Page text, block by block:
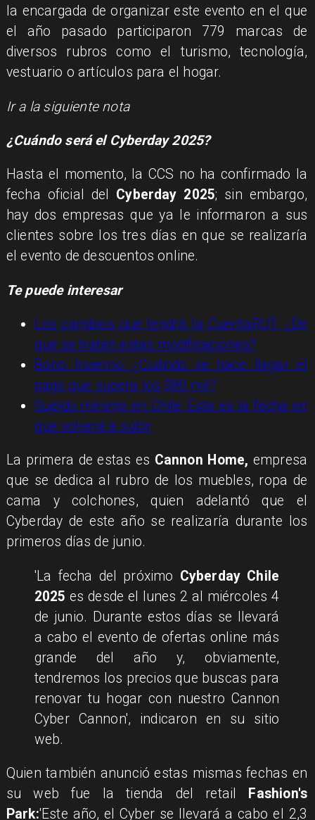
la encargada de organizar este evento en el que
el año pasado participaron 779 marcas de
diversos rubros como el turismo, tecnología,
vestuario o artículos para el hogar.
Ir a la siguiente nota
¿Cuándo será el Cyberday 2025?
Hasta el momento, la CCS no ha confirmado la
fecha oficial del Cyberday 2025; sin embargo,
hay dos empresas que ya le informaron a sus
clientes sobre los tres días en que se realizaría
el evento de descuentos online.
Te puede interesar
Los cambios que tendrá la CuentaRUT: ¿De
qué se tratan estas modificaciones?
Bono Invierno: ¿Cuándo se hace llegar el
pago que supera los $80 mil?
Sueldo mínimo en Chile: Esta es la fecha en
que volverá a subir
La primera de estas es Cannon Home, empresa
que se dedica al rubro de los muebles, ropa de
cama y colchones, quien adelantó que el
Cyberday de este año se realizaría durante los
primeros días de junio.
'La fecha del próximo Cyberday Chile
2025 es desde el lunes 2 al miércoles 4
de junio. Durante estos días se llevará
a cabo el evento de ofertas online más
grande del año y, obviamente,
tendremos los precios que buscas para
renovar tu hogar con nuestro Cannon
Cyber Cannon', indicaron en su sitio
web.
Quien también anunció estas mismas fechas en
su web fue la tienda del retail
Fashion's
Park:'Este año, el Cyber se llevará a cabo el 2,3